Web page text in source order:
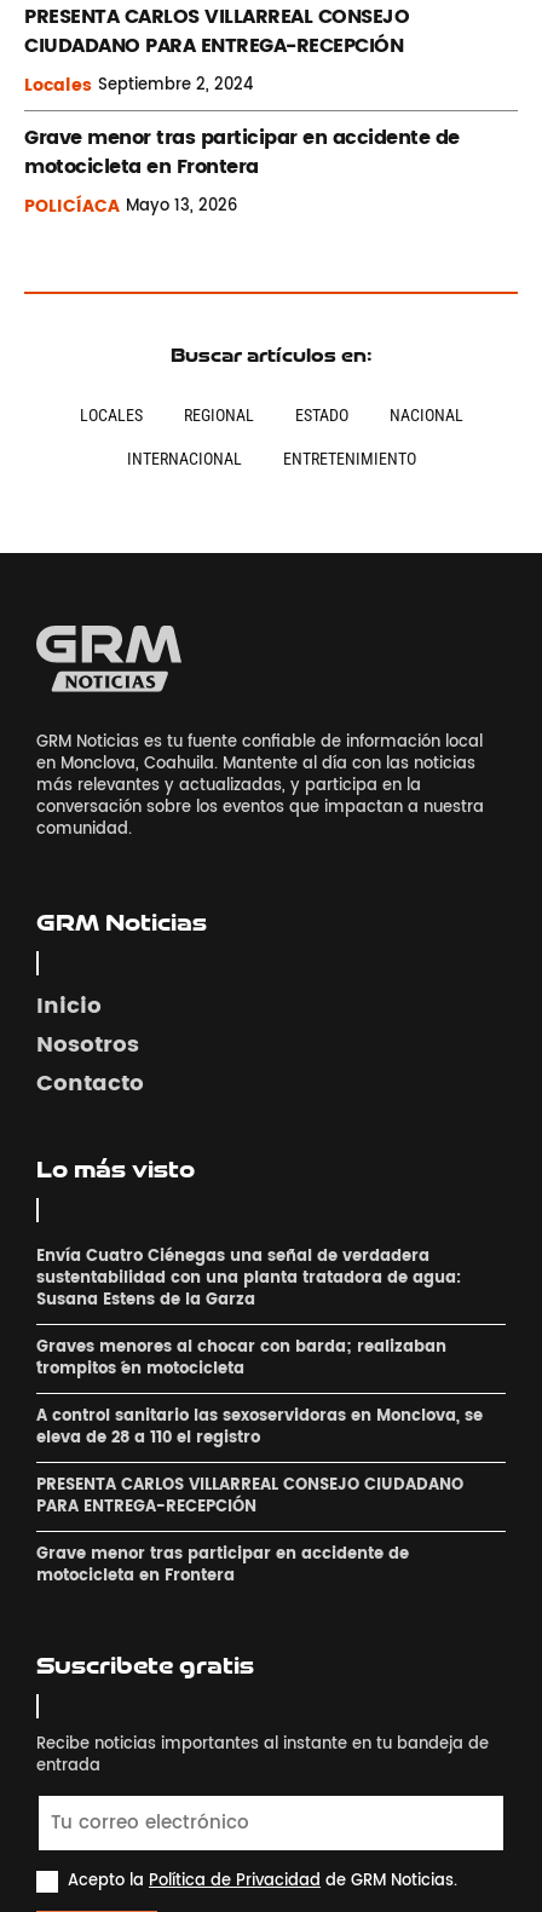
PRESENTA CARLOS VILLARREAL CONSEJO
CIUDADANO PARA ENTREGA-RECEPCIÓN
Locales Septiembre2, 2024
Grave menor tras participar en accidente de
motocicleta en Frontera
POLICÍACA Mayo13, 2026
Buscar artículos en:
LOCALES REGIONAL ESTADO NACIONAL
INTERNACIONAL ENTRETENIMIENTO
GRM Noticias es tu fuente confiable de información local
en Monclova, Coahuila. Mantente al día con las noticias
más relevantes y actualizadas, y participa en la
conversación sobre los eventos que impactan a nuestra
comunidad.
GRM Noticias
Inicio
Nosotros
Contacto
Lo más visto
Envía Cuatro Ciénegas una señal de verdadera
sustentabilidad con una planta tratadora de agua:
Susana Estens de la Garza
Graves menores al chocar con barda; realizaban
´trompitos ´en motocicleta
A control sanitario las sexoservidoras en Monclova, se
eleva de 28 a 110 el registro
PRESENTA CARLOS VILLARREAL CONSEJO CIUDADANO
PARA ENTREGA-RECEPCIÓN
Grave menor tras participar en accidente de
motocicleta en Frontera
Suscribete gratis
Recibe noticias importantes al instante en tu bandeja de
entrada
Acepto la Política de Privacidadde GRM Noticias.